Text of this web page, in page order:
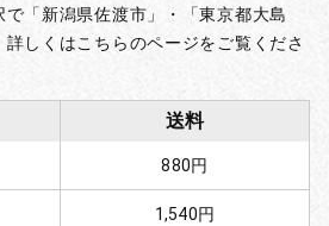
「新潟県佐渡市」・「東京都大島
しくはこちらのページをご覧くださ
送料
880円
1,540円